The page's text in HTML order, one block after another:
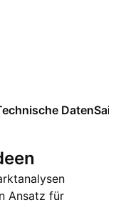
Daten
Ansatz für